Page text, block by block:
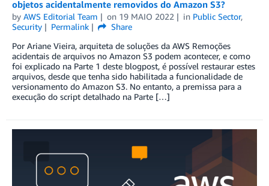
objetos acidentalmente removidos do Amazon S3?
by AWS Editorial Team on 19 MAIO 2022 in Public Sector,
Security
Permalink
Share
Por Ariane Vieira, arquiteta de soluções da AWS Remoções
acidentais de arquivos no Amazon S3 podem acontecer, e como
foi explicado na Parte 1 deste blogpost, é possível restaurar estes
arquivos, desde que tenha sido habilitada a funcionalidade de
versionamento do Amazon S3. No entanto, a premissa para a
execução do script detalhado na Parte […]